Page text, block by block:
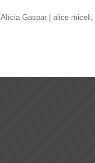
Alícia Gaspar alice miceli,